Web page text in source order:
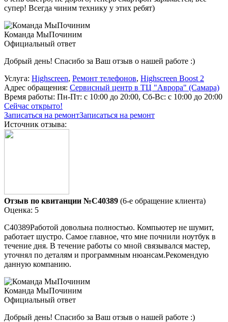
супер! Всегда чиним технику у этих ребят)
Команда МыПочиним
Официальный ответ
Добрый день! Спасибо за Ваш отзыв о нашей работе :)
Услуга: Highscreen, Ремонт телефонов, Highscreen Boost 2
Адрес обращения: Сервисный центр в ТЦ "Аврора" (Самара)
Время работы: Пн-Пт: с 10:00 до 20:00, Сб-Вс: с 10:00 до 20:00
Сейчас открыто!
Записаться на ремонтЗаписаться на ремонт
Источник отзыва:
Отзыв по квитанции №C40389 (6-е обращение клиента)
Оценка: 5
C40389Работой довольна полностью. Компьютер не шумит,
работает шустро. Самое главное, что мне почнили ноутбук в
течение дня. В течение работы со мной связывался мастер,
уточнял по деталям и программным нюансам.Рекомендую
данную компанию.
Команда МыПочиним
Официальный ответ
Добрый день! Спасибо за Ваш отзыв о нашей работе :)